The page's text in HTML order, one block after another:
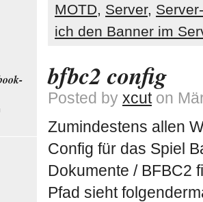
MOTD, Server,
ich den Banner im
bfbc2 config
Posted by xcuton
Zumindestens allen
Config für das Spiel
Dokumente / BFBC2
Pfad sieht